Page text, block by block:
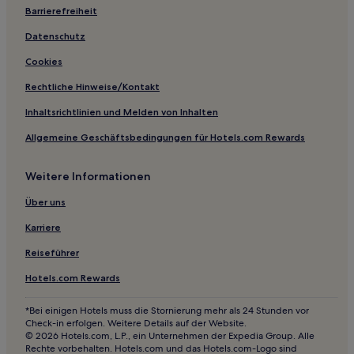
Hotels nahe Selkirk College Tenth Street Campus
West Kelowna Hotels
Hotels nahe Bridal Veil Falls
Kelowna Central Business District: Hotels
Downtown Kelowna: Hotels
Hotels nahe Sproulers
Hotels nahe Whitewater Ski Resort
Hotels nahe University of the Fraser Valley – Chilliwack
Ellison Hotels
Greendale: Hotels
Barrierefreiheit
Datenschutz
Cookies
Rechtliche Hinweise/Kontakt
Inhaltsrichtlinien und Melden von Inhalten
Allgemeine Geschäftsbedingungen für Hotels.com Rewards
Weitere Informationen
Über uns
Karriere
Reiseführer
Hotels.com Rewards
*Bei einigen Hotels muss die Stornierung mehr als 24 Stunden vor
Check-in erfolgen. Weitere Details auf der Website.
© 2026 Hotels.com, L.P., ein Unternehmen der Expedia Group. Alle
Rechte vorbehalten. Hotels.com und das Hotels.com-Logo sind